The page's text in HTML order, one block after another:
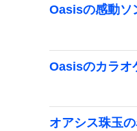
Oasisの感動ソ
Oasisのカラオ
オアシス珠玉